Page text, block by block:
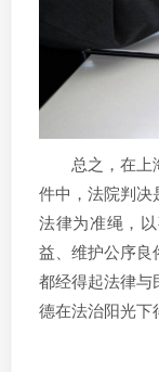
总之，在上海
件中，法院判决
法律为准绳，
益、维护公序良
都经得起法律与
德在法治阳光下